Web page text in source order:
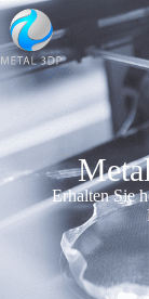
Erhalten Sie